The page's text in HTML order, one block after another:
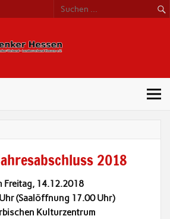
2018
Freitag, 14.12.2018
(Saalöffnung 17.00 Uhr)
Kulturzentrum